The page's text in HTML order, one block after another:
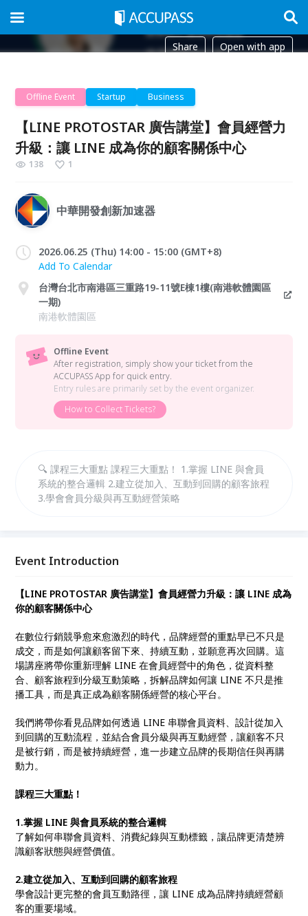
Share Open with app
Offline Event Startup Business
【LINE PROTOSTAR 廣告講堂】會員經營力
升級：讓 LINE 成為你的顧客關係中心
138 1
中華開發創新加速器
2026.06.25 (Thu) 14:00 - 15:00 (GMT+8)
Add To Calendar
台灣台北市南港區三重路19-11號E棟1樓(南港軟體園區
一期)
南港軟體園區
Offline Event
After registration, simply show your ticket from the
ACCUPASS App for quick entry.
Entry rules are primarily set by the event organizer.
How to Collect Tickets?
🔍 課程三大重點 課程三大重點！ 1.掌握 LINE 與會員
系統的整合邏輯 2.建立從加入、互動到回購的顧客旅程
3.學會會員分級與再互動經營策略
Event Introduction
【LINE PROTOSTAR 廣告講堂】會員經營力升級：讓 LINE 成為
你的顧客關係中心
在數位行銷競爭愈來愈激烈的時代，品牌經營的重點早已不只是
成交，而是如何讓顧客留下來、持續互動，並願意再次回購。這
場講座將帶你重新理解 LINE 在會員經營中的角色，從資料整
合、顧客旅程到分級互動策略，拆解品牌如何讓 LINE 不只是推
播工具，而是真正成為顧客關係經營的核心平台。
我們將帶你看見品牌如何透過 LINE 串聯會員資料、設計從加入
到回購的互動流程，並結合會員分級與再互動經營，讓顧客不只
是被行銷，而是被持續經營，進一步建立品牌的長期信任與再購
動力。
課程三大重點！
1.掌握 LINE 與會員系統的整合邏輯
了解如何串聯會員資料、消費紀錄與互動標籤，讓品牌更清楚辨
識顧客狀態與經營價值。
2.建立從加入、互動到回購的顧客旅程
學會設計更完整的會員互動路徑，讓 LINE 成為品牌持續經營顧
客的重要場域。